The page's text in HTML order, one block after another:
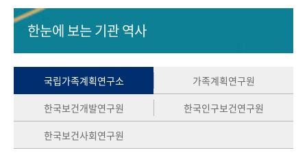
50+1 주년 기념
세계와 함께 한 KIHASA
VR 역사관
한눈에 보는기관 역사
국립가족계획연구소
가족계획연구원
한국보건개발연구원
한국인구보건연구원
한국보건사회연구원